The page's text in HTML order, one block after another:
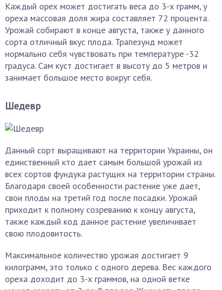
Каждый орех может достигать веса до 3-х грамм, у
ореха массовая доля жира составляет 72 процента.
Урожай собирают в конце августа, также у данного
сорта отличный вкус плода. Трапезунд может
нормально себя чувствовать при температуре -32
градуса. Сам куст достигает в высоту до 5 метров и
занимает большое место вокруг себя.
Шедевр
Данный сорт выращивают на территории Украины, он
единственный кто дает самым большой урожай из
всех сортов фундука растущих на территории страны.
Благодаря своей особенности растение уже дает,
свои плоды на третий год после посадки. Урожай
приходит к полному созреванию к концу августа,
также каждый код данное растение увеличивает
свою плодовитость.
Максимальное количество урожая достигает 9
килограмм, это только с одного дерева. Вес каждого
ореха доходит до 3-х граммов, на одной ветке